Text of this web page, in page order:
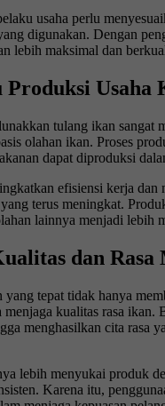
usaha perlu
digunakan. Dengan
lebih maksimal dan
Produksi Usaha
tulang ikan sangat
olahan ikan. Proses
dapat diproduksi
efisiensi kerja dan
terus meningkat.
lainnya menjadi lebih
dan Rasa
tepat tidak hanya
kualitas rasa ikan.
menghasilkan cita rasa
lebih menyukai produk
Karena itu,